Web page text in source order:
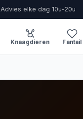
Advies elke dag 10u-20u
Knaagdieren Fantail